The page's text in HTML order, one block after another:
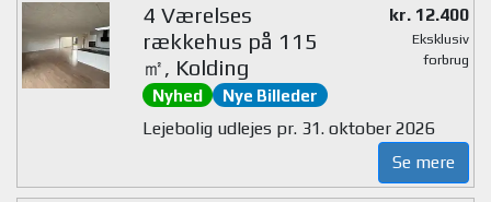
4 Værelses
rækkehus på 115
㎡, Kolding
Nyhed Nye Billeder
kr. 12.400
Eksklusiv
forbrug
Lejebolig udlejes pr. 31. oktober 2026
Se mere